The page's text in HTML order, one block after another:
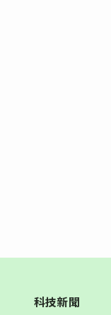
科技新聞